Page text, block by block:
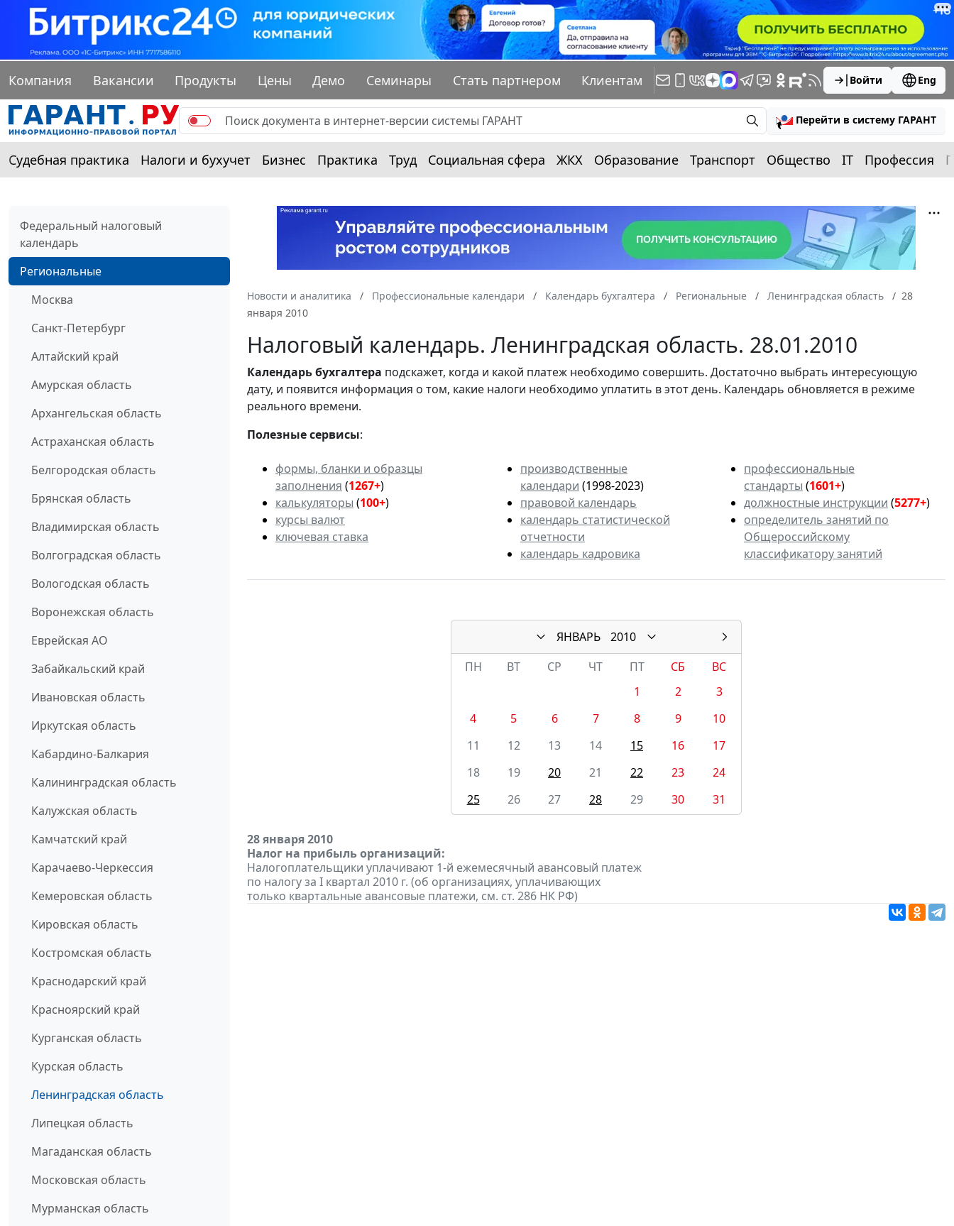
Компания Вакансии Продукты Цены Демо Семинары Стать партнером Клиентам Войти Eng
Перейти в систему ГАРАНТ
Судебная практика Налоги и бухучет Бизнес Практика Труд Социальная сфера ЖКХ Образование Транспорт Общество IT Профессия
Федеральный налоговый
календарь
Региональные
Москва
Санкт-Петербург
Алтайский край
Амурская область
Архангельская область
Астраханская область
Белгородская область
Брянская область
Владимирская область
Волгоградская область
Вологодская область
Воронежская область
Еврейская АО
Забайкальский край
Ивановская область
Иркутская область
Кабардино-Балкария
Калининградская область
Калужская область
Камчатский край
Карачаево-Черкессия
Кемеровская область
Кировская область
Костромская область
Краснодарский край
Красноярский край
Курганская область
Курская область
Ленинградская область
Липецкая область
Магаданская область
Московская область
Мурманская область
Новости и аналитика Профессиональные календари Календарь бухгалтера Региональные Ленинградская область
28
января 2010
Налоговый календарь. Ленинградская область. 28.01.2010
Календарьбухгалтера подскажет, когда и какой платеж необходимо совершить. Достаточно выбрать интересующую
дату, и появится информация о том, какие налоги необходимо уплатить в этот день. Календарь обновляется в режиме
реального времени.
Полезные сервисы:
формы, бланки и образцы
заполнения (1267+)
калькуляторы (100+)
курсы валют
ключевая ставка
производственные
календари (1998-2023)
правовой календарь
календарь статистической
отчетности
календарь кадровика
профессиональные
стандарты (1601+)
должностные инструкции (5277+)
определитель занятий по
Общероссийскому
классификатору занятий
ЯНВАРЬ
2010
ПН
ВТ СР ЧТ ПТ СБ
ВС
1
2
3
4
5 6 7 8 9
10
11
12 13 14 15 16
17
18
19 20 21 22 23
24
25
26 27 28 29 30 31
28 января 2010
Налог на прибыль организаций:
Налогоплательщики уплачивают 1-й ежемесячный авансовый платеж
по налогу за I квартал 2010 г. (об организациях, уплачивающих
только квартальные авансовые платежи, см. ст. 286 НК РФ)